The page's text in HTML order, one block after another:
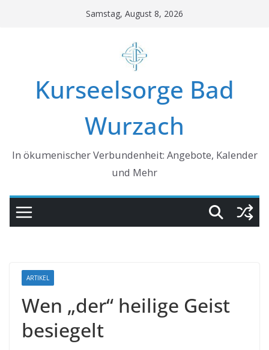
Samstag, August 8, 2026
Kurseelsorge Bad
Wurzach
In ökumenischer Verbundenheit: Angebote, Kalender
und Mehr
ARTIKEL
Wen „der“ heilige Geist
besiegelt